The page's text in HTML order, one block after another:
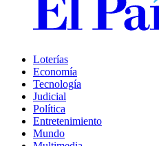
Loterías
Economía
Tecnología
Judicial
Política
Entretenimiento
Mundo